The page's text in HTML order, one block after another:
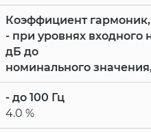
Коэффициент гармоник,
- при уровнях входного
дБ до
номинального
- до 100 Гц
4.0 %